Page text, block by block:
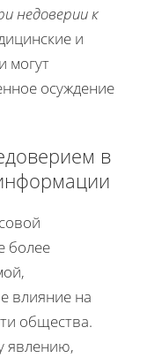
недоверии к
и
могут
осуждение
в
более
влияние на
общества.
явлению,